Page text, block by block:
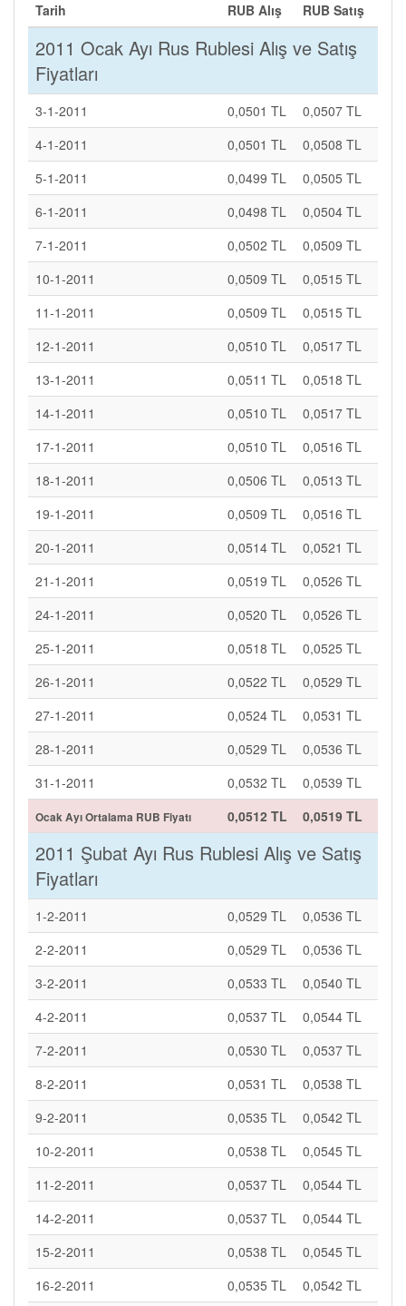
Tarih
RUB Alış RUB Satış
2011 Ocak Ayı Rus Rublesi Alış ve Satış
Fiyatları
3-1-2011 0,0501 TL
0,0507 TL
4-1-2011
0,0501 TL
0,0508 TL
5-1-2011
0,0499 TL
0,0505 TL
6-1-2011
0,0498 TL
0,0504 TL
7-1-2011
0,0502 TL
0,0509 TL
10-1-2011
0,0509 TL
0,0515 TL
11-1-2011
0,0509 TL
0,0515 TL
12-1-2011
0,0510 TL
0,0517 TL
13-1-2011
0,0511 TL
0,0518 TL
14-1-2011
0,0510 TL
0,0517 TL
17-1-2011
0,0510 TL
0,0516 TL
18-1-2011
0,0506 TL
0,0513 TL
19-1-2011
0,0509 TL
0,0516 TL
20-1-2011
0,0514 TL
0,0521 TL
21-1-2011
0,0519 TL
0,0526 TL
24-1-2011
0,0520 TL
0,0526 TL
25-1-2011
0,0518 TL
0,0525 TL
26-1-2011
0,0522 TL
0,0529 TL
27-1-2011
0,0524 TL
0,0531 TL
28-1-2011
0,0529 TL
0,0536 TL
31-1-2011
0,0532 TL 0,0539 TL
Ocak Ayı Ortalama RUB Fiyatı 0,0512 TL 0,0519 TL
2011 Şubat Ayı Rus Rublesi Alış ve Satış
Fiyatları
1-2-2011 0,0529 TL
0,0536 TL
2-2-2011
0,0529 TL
0,0536 TL
3-2-2011
0,0533 TL
0,0540 TL
4-2-2011
0,0537 TL
0,0544 TL
7-2-2011
0,0530 TL
0,0537 TL
8-2-2011
0,0531 TL
0,0538 TL
9-2-2011
0,0535 TL
0,0542 TL
10-2-2011
0,0538 TL
0,0545 TL
11-2-2011
0,0537 TL
0,0544 TL
14-2-2011
0,0537 TL
0,0544 TL
15-2-2011
0,0538 TL
0,0545 TL
16-2-2011
0,0535 TL 0,0542 TL